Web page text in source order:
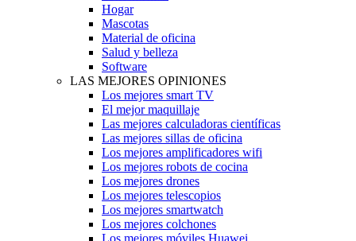
Hogar
Mascotas
Material de oficina
Salud y belleza
Software
LAS MEJORES OPINIONES
Los mejores smart TV
El mejor maquillaje
Las mejores calculadoras científicas
Las mejores sillas de oficina
Los mejores amplificadores wifi
Los mejores robots de cocina
Los mejores drones
Los mejores telescopios
Los mejores smartwatch
Los mejores colchones
Los mejores móviles Huawei